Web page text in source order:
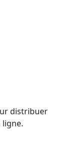
distribuer
ligne.